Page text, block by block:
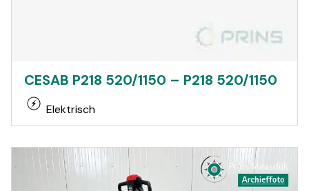
CESAB P218 520/1150 – P218 520/1150
Elektrisch